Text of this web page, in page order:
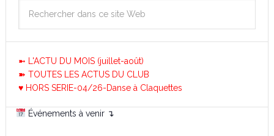
➼ L'ACTU DU MOIS (juillet-août)
➽ TOUTES LES ACTUS DU CLUB
♥ HORS SERIE-04/26-Danse à Claquettes
Événements à venir ↴